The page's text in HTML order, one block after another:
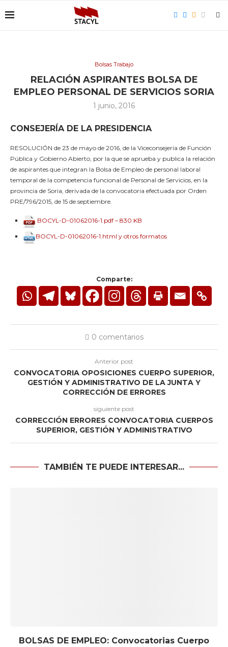
Bolsas Trabajo
RELACIÓN ASPIRANTES BOLSA DE
EMPLEO PERSONAL DE SERVICIOS SORIA
1 junio, 2016
CONSEJERÍA DE LA PRESIDENCIA
RESOLUCIÓN de 23 de mayo de 2016, de la Viceconsejería de Función
Pública y Gobierno Abierto, por la que se aprueba y publica la relación
de aspirantes que integran la Bolsa de Empleo de personal laboral
temporal de la competencia funcional de Personal de Servicios, en la
provincia de Soria, derivada de la convocatoria efectuada por Orden
PRE/796/2015, de 15 de septiembre.
BOCYL-D-01062016-1.pdf – 830 KB
BOCYL-D-01062016-1.html y otros formatos
Comparte:
0 comentarios
Anterior post
CONVOCATORIA OPOSICIONES CUERPO SUPERIOR,
GESTIÓN Y ADMINISTRATIVO DE LA JUNTA Y
CORRECCIÓN DE ERRORES
siguiente post
CORRECCIÓN ERRORES CONVOCATORIA CUERPOS
SUPERIOR, GESTIÓN Y ADMINISTRATIVO
TAMBIÉN TE PUEDE INTERESAR...
BOLSAS DE EMPLEO: Convocatorias Cuerpo